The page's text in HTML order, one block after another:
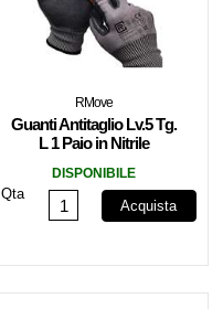
RMove
Guanti Antitaglio Lv.5 Tg.
L 1 Paio in Nitrile
DISPONIBILE
Qta
Acquista